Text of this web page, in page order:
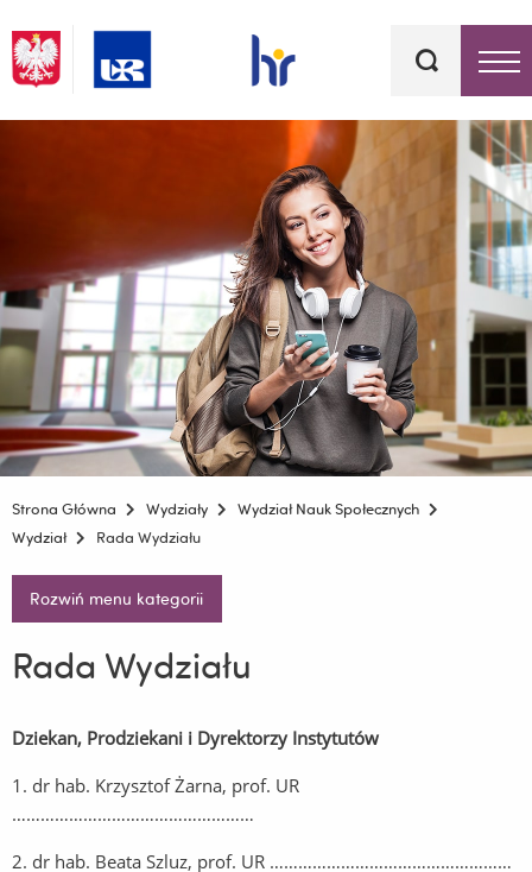
kluczowe
Strona Główna Wydziały
Wydział Nauk Społecznych
Wydział
Rada Wydziału
Rozwiń menu kategorii
Rada Wydziału
Dziekan, Prodziekani i Dyrektorzy Instytutów
1. dr hab. Krzysztof Żarna, prof. UR
……………………………………………
2. dr hab. Beata Szluz, prof. UR ……………………………………………